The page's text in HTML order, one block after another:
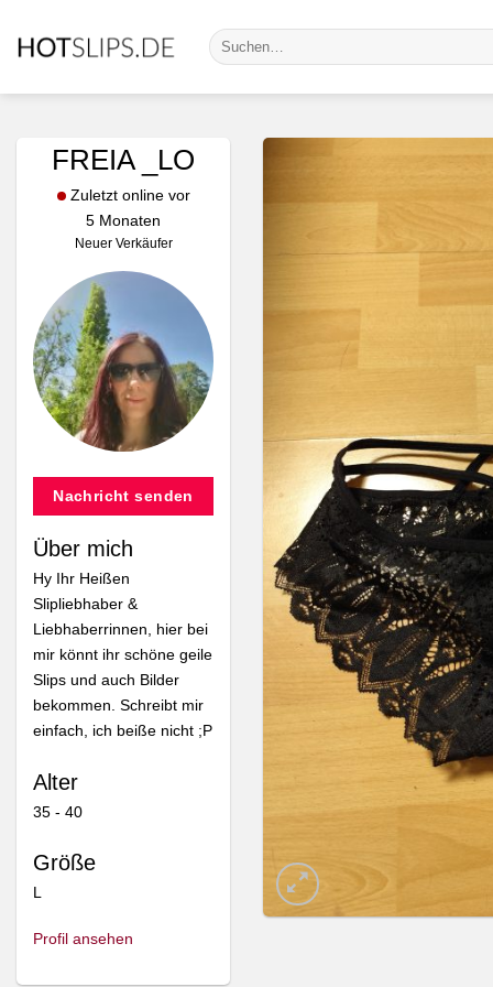
Inhalt
Suche
nach:
FREIA _LO
Zuletzt online vor
5 Monaten
Neuer Verkäufer
Nachricht senden
Über mich
Hy Ihr Heißen
Slipliebhaber &
Liebhaberrinnen, hier bei
mir könnt ihr schöne geile
Slips und auch Bilder
bekommen. Schreibt mir
einfach, ich beiße nicht ;P
Alter
35 - 40
Größe
L
Profil ansehen